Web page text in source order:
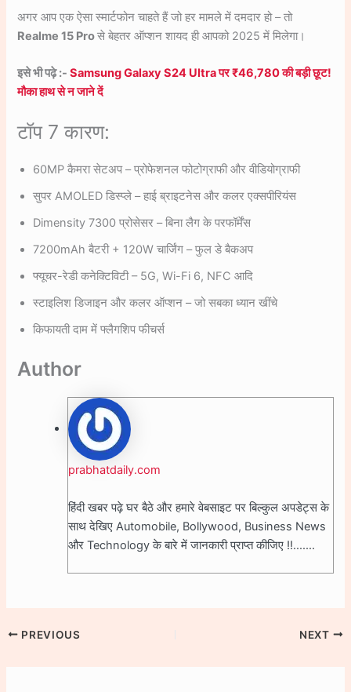
अगर आप एक ऐसा स्मार्टफोन चाहते हैं जो हर मामले में दमदार हो – तो
Realme 15 Proसे बेहतर ऑप्शन शायद ही आपको 2025 में मिलेगा।
इसे भी पढ़े :-Samsung Galaxy S24 Ultra पर ₹46,780 की बड़ी छूट!
मौका हाथ से न जाने दें
टॉप 7 कारण:
60MP कैमरा सेटअप – प्रोफेशनल फोटोग्राफी और वीडियोग्राफी
सुपर AMOLED डिस्प्ले – हाई ब्राइटनेस और कलर एक्सपीरियंस
Dimensity 7300 प्रोसेसर – बिना लैग के परफॉर्मेंस
7200mAh बैटरी + 120W चार्जिंग – फुल डे बैकअप
फ्यूचर-रेडी कनेक्टिविटी – 5G, Wi-Fi 6, NFC आदि
स्टाइलिश डिजाइन और कलर ऑप्शन – जो सबका ध्यान खींचे
किफायती दाम में फ्लैगशिप फीचर्स
Author
prabhatdaily.com
हिंदी खबर पढ़े घर बैठे और हमारे वेबसाइट पर बिल्कुल अपडेट्स के
साथ देखिए Automobile, Bollywood, Business News
और Technology के बारे में जानकारी प्राप्त कीजिए !!.......
PREVIOUS NEXT